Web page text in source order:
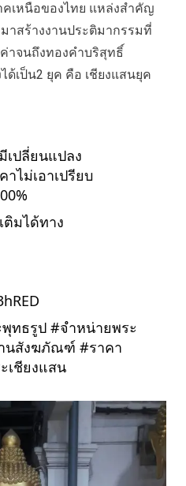
คเหนือของไทย แหล่งสำคัญ
าสร้างงานประติมากรรมที่
าจนถึงทองคำบริสุทธิ์
ด้เป็น2 ยุค คือ เชียงแสนยุค
ปลี่ยนแปลง
ไม่เอาเปรียบ
มได้ทาง
ทธรูป #จำหน่ายพระ
นสังฆภัณฑ์ #ราคา
เชียงแสน